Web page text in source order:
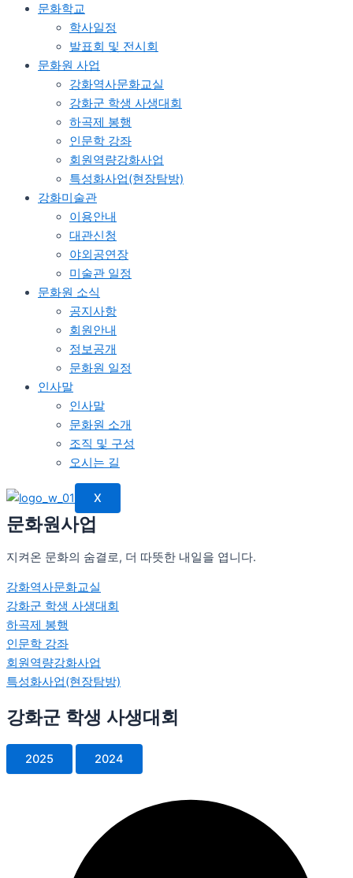
문화학교
학사일정
발표회 및 전시회
문화원 사업
강화역사문화교실
강화군 학생 사생대회
하곡제 봉행
인문학 강좌
회원역량강화사업
특성화사업(현장탐방)
강화미술관
이용안내
대관신청
야외공연장
미술관 일정
문화원 소식
공지사항
회원안내
정보공개
문화원 일정
인사말
인사말
문화원 소개
조직 및 구성
오시는 길
X
문화원사업
지켜온 문화의 숨결로, 더 따뜻한 내일을 엽니다.
강화역사문화교실
강화군 학생 사생대회
하곡제 봉행
인문학 강좌
회원역량강화사업
특성화사업(현장탐방)
강화군 학생 사생대회
2025 2024